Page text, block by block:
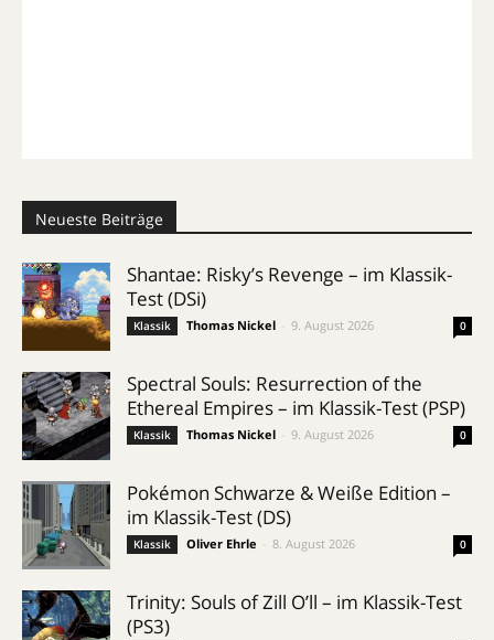
Neueste Beiträge
Shantae: Risky’s Revenge – im Klassik-
Test (DSi)
Klassik Thomas Nickel 9. August 2026 0
Spectral Souls: Resurrection of the
Ethereal Empires – im Klassik-Test (PSP)
Klassik Thomas Nickel 9. August 2026 0
Pokémon Schwarze & Weiße Edition –
im Klassik-Test (DS)
Klassik Oliver Ehrle 8. August 2026 0
Trinity: Souls of Zill O’ll – im Klassik-Test
(PS3)